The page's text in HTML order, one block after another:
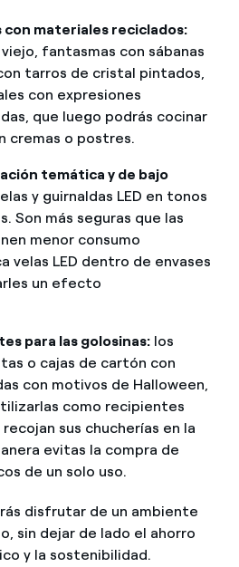
con materiales reciclados:
fantasmas con sábanas
tarros de cristal pintados,
con expresiones
que luego podrás cocinar
cremas o postres.
temática y de bajo
y guirnaldas LED en tonos
Son más seguras que las
menor consumo
velas LED dentro de envases
un efecto
para las golosinas:los
o cajas de cartón con
con motivos de Halloween,
como recipientes
sus chucherías en la
evitas la compra de
de un solo uso.
disfrutar de un ambiente
sin dejar de lado el ahorro
y la sostenibilidad.